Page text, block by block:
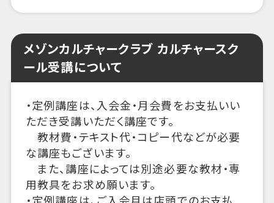
メゾンカルチャークラブ カルチャースク
ール受講について
・定例講座は、入会金・月会費をお支払いい
ただき受講いただく講座です。
教材費・テキスト代・コピー代などが必要
な講座もございます。
また、講座によっては別途必要な教材・専
用教具をお求め願います。